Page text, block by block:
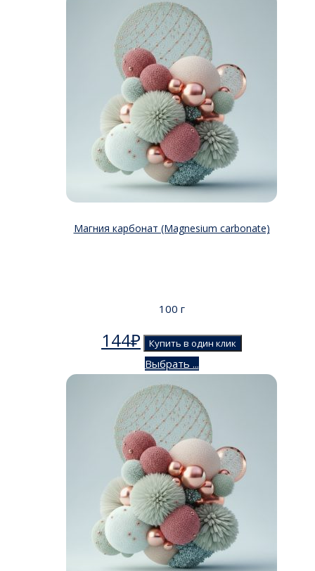
Магния карбонат (Magnesium carbonate)
100 г
144₽ Купить в один клик
Выбрать ...